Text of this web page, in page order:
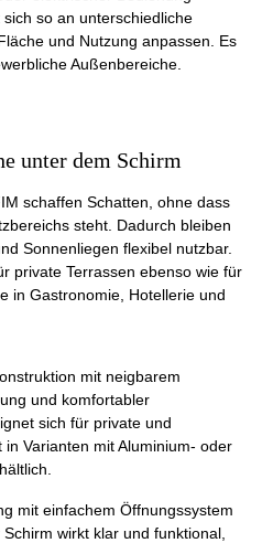
so an unterschiedliche
und Nutzung anpassen. Es
Außenbereiche.
unter dem Schirm
schaffen Schatten, ohne dass
steht. Dadurch bleiben
Sonnenliegen flexibel nutzbar.
private Terrassen ebenso wie für
in Gastronomie, Hotellerie und
mit neigbarem
und komfortabler
sich für private und
Varianten mit Aluminium- oder
mit einfachem Öffnungssystem
wirkt klar und funktional,